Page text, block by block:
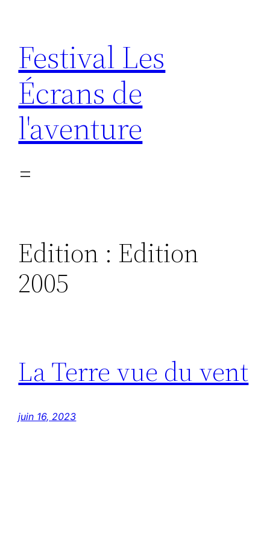
contenu
Festival Les
Écrans de
l'aventure
Edition : Edition
2005
La Terre vue du vent
juin 16, 2023